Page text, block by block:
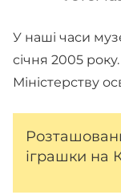
У наші часи
січня 2005
Міністерству
іграшки на